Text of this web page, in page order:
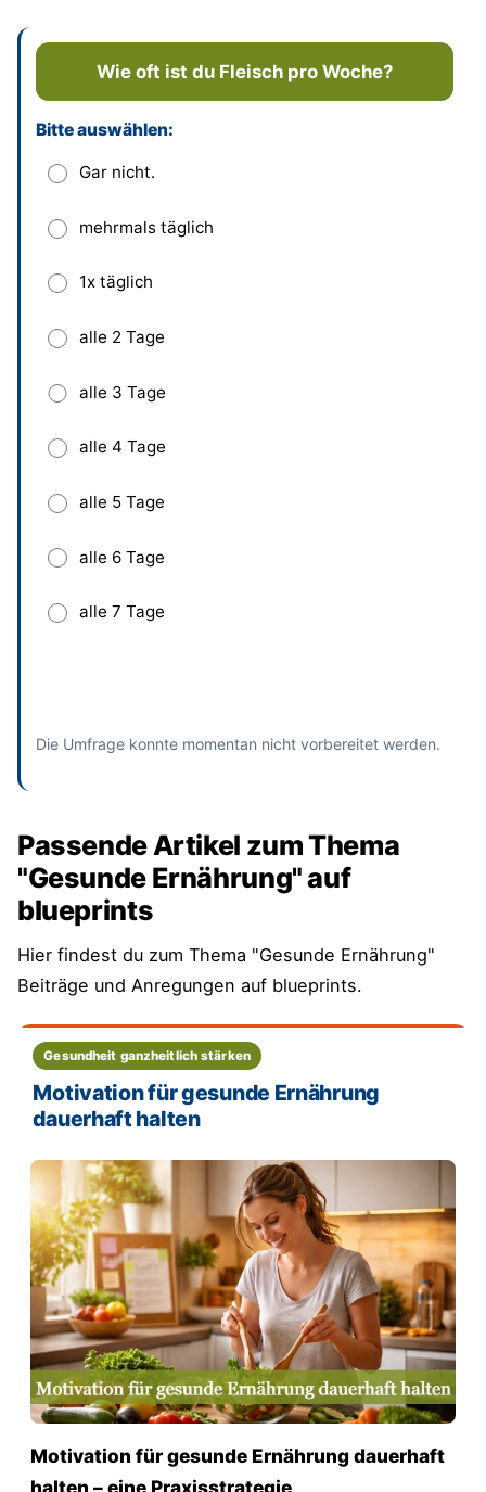
Wie oft ist du Fleisch pro Woche?
Dieses Feld bitte leer lassen
Bitte auswählen:
Gar nicht.
mehrmals täglich
1x täglich
alle 2 Tage
alle 3 Tage
alle 4 Tage
alle 5 Tage
alle 6 Tage
alle 7 Tage
Die Umfrage konnte momentan nicht vorbereitet werden.
Passende Artikel zum Thema
"Gesunde Ernährung" auf
blueprints
Hier findest du zum Thema "Gesunde Ernährung"
Beiträge und Anregungen auf blueprints.
Gesundheit ganzheitlich stärken
Motivation für gesunde Ernährung
dauerhaft halten
Motivation für gesunde Ernährung dauerhaft
halten – eine Praxisstrategie